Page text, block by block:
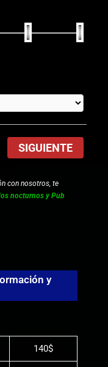
SIGUIENTE
con nosotros, te
nocturnos y Pub
y
140$